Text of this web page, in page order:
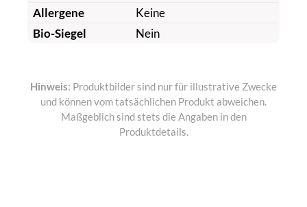
Allergene
Keine
Bio-Siegel
Nein
Hinweis: Produktbilder sind nur für illustrative Zwecke
und können vom tatsächlichen Produkt abweichen.
Maßgeblich sind stets die Angaben in den
Produktdetails.